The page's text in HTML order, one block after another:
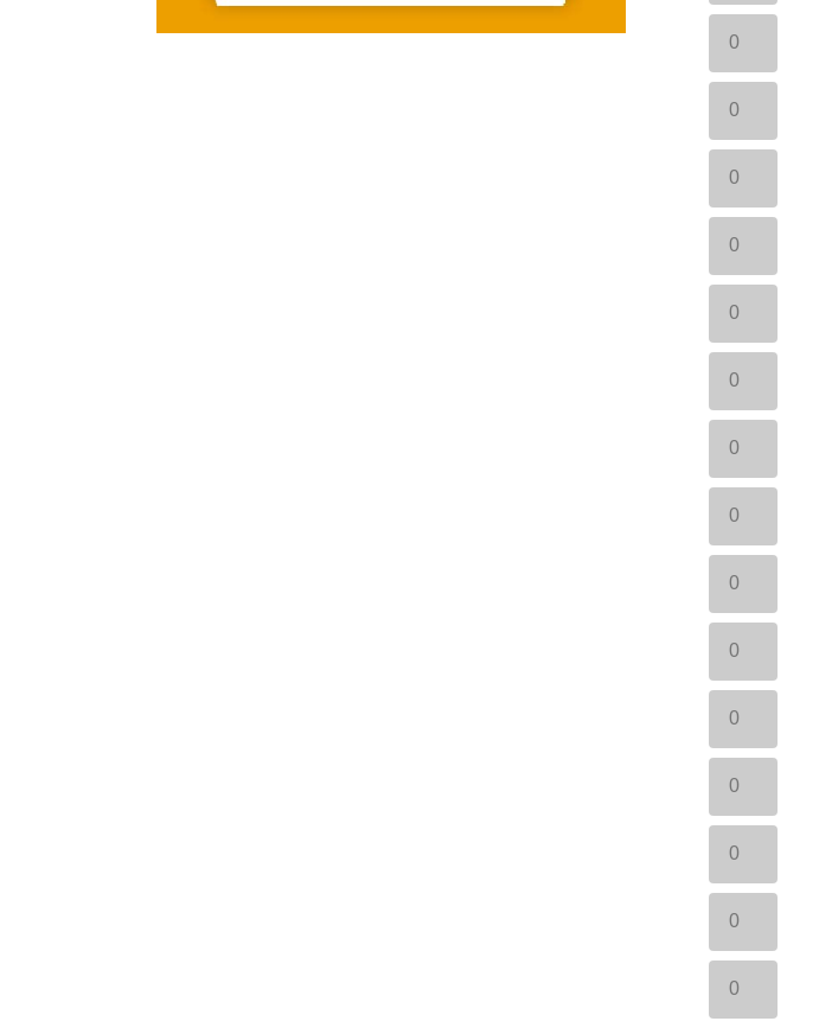
identidad
duelo.
Introducción
al
tema
monográfico.
Cid
Sanz
(nº
99)
02
lengua
exiliada.
Jacqueline
Amati-
Mehler
(nº
cantidad
03
y
exilio.
Un
estudio
psicoanalítico.
León
y
Grinberg
(nº
99)
cantidad
04
analista
frente
la
diferencia:
reflexiones
la
Adela
Abella
(nº
99)
05
en
campo
(dinámico).
José
Palacio
99)
cantidad
06
América
Latina.
Cristina
Fulco
Fernández
99)
07
migración:
«éxodo
primordial»
y
duelo
el
del
pequeño
Ulises.
Francisco
Martín
99)
08
acercamiento
analítico
la
migración
forzada
la
Ucrania:
Oksana
gatos.
Martínez
y
Alejandro
Pineda
Saavedra
99)
09
psicoanalítica
con
sin
fin:
transmisión,
y
Bernard
Chervet
(nº
99)
10
al
trabajo
Bernard
Chervet.
Muñoz
Cruz
(nº
99)
11
al
trabajo
Bernard
Chervet.
Beatriz
Villaverde
99)
cantidad
12
ideal
e
idealización:
necesidad
riesgos
trasmisión
del
psicoanálisis.
trasmisión
13
al
trabajo
Paola
Marion.
José
López
Maturana
(nº
14
al
trabajo
Paola
Marion.
Teresa
de
15
las
pioneras
siglo
16